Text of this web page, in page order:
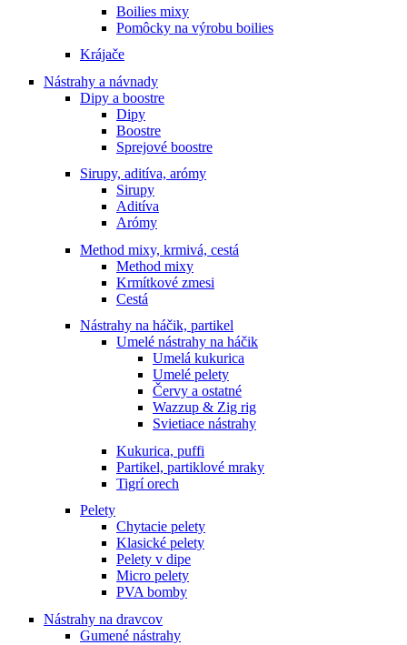
Boilies mixy
Pomôcky na výrobu boilies
Krájače
Nástrahy a návnady
Dipy a boostre
Dipy
Boostre
Sprejové boostre
Sirupy, aditíva, arómy
Sirupy
Aditíva
Arómy
Method mixy, krmivá, cestá
Method mixy
Krmítkové zmesi
Cestá
Nástrahy na háčik, partikel
Umelé nástrahy na háčik
Umelá kukurica
Umelé pelety
Červy a ostatné
Wazzup & Zig rig
Svietiace nástrahy
Kukurica, puffi
Partikel, partiklové mraky
Tigrí orech
Pelety
Chytacie pelety
Klasické pelety
Pelety v dipe
Micro pelety
PVA bomby
Nástrahy na dravcov
Gumené nástrahy